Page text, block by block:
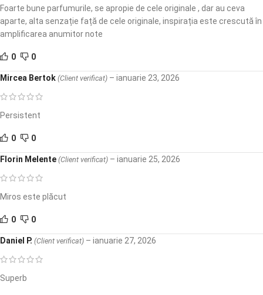
Foarte bune parfumurile, se apropie de cele originale , dar au ceva
aparte, alta senzație față de cele originale, inspirația este crescută în
amplificarea anumitor note
0 0
Mircea Bertok (Client verificat) – ianuarie 23, 2026
Persistent
0 0
Florin Melente (Client verificat) – ianuarie 25, 2026
Miros este plăcut
0 0
Daniel P. (Client verificat) – ianuarie 27, 2026
Superb